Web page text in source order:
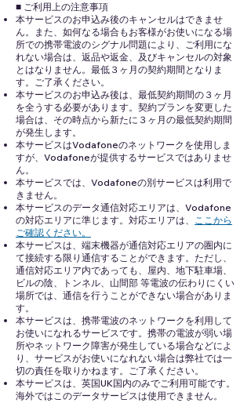
■ ご利用上の注意事項
本サービスのお申込み後のキャンセルはできませ
ん。また、如何なる場合もお客様がお使いになる場
所での携帯電波のシグナル問題により、ご利用にな
れない場合は、返品や返金、及びキャンセルの対象
とはなりません。最低３ヶ月の契約期間となりま
す。ご了承ください。
本サービスのお申込み後は、最低契約期間の３ヶ月
を全うする必要があります。契約プランを変更した
場合は、その時点から新たに３ヶ月の最低契約期間
が発生します。
本サービスはVodafoneのネットワークを使用しま
すが、Vodafoneが提供するサービスではありませ
ん。
本サービスでは、Vodafoneの別サービスは利用で
きません。
本サービスのデータ通信対応エリアは、Vodafone
の対応エリアに準じます。対応エリアは、 ここから
ご確認ください。
本サービスは、端末機器が通信対応エリアの圏内に
て接続する限り通信することができます。ただし、
通信対応エリア内であっても、屋内、地下駐車場、
ビルの陰、トンネル、山間部 等電波の伝わりにくい
場所では、通信を行うことができない場合がありま
す。
本サービスは、携帯電波のネットワークを利用して
お使いになれるサービスです。携帯の電波が弱い場
所やネットワーク障害が発生している場合などによ
り、サービスがお使いになれない場合は弊社では一
切の責任を取りかねます。ご了承ください。
本サービスは、英国UK国内のみでご利用可能です。
海外ではこのデータサービスは使用できません。